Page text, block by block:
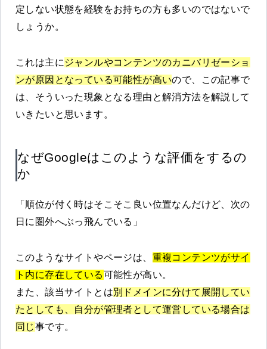
定しない状態を経験をお持ちの方も多いのではないで
しょうか。
これは主に ジャンルやコンテンツのカニバリゼーショ
ンが原因となっている可能性が高いので、この記事で
は、そういった現象となる理由と解消方法を解説して
いきたいと思います。
なぜGoogleはこのような評価をするの
か
「順位が付く時はそこそこ良い位置なんだけど、次の
日に圏外へぶっ飛んでいる」
このようなサイトやページは、 重複コンテンツがサイ
ト内に存在している可能性が高い。
また、該当サイトとは別ドメインに分けて展開してい
たとしても、自分が管理者として運営している場合は
同じ事です。